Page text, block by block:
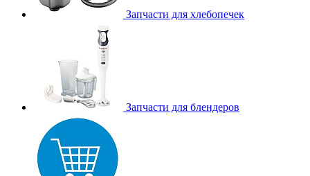
Запчасти для хлебопечек
Запчасти для блендеров